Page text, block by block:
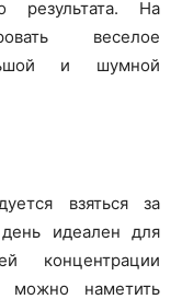
результата. На
веселое
и шумной
взяться за
идеален для
концентрации
можно наметить